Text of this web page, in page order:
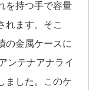
を持つ手で容量
れます。そこ
の金属ケースに
ンテナアナライ
ました。このケ